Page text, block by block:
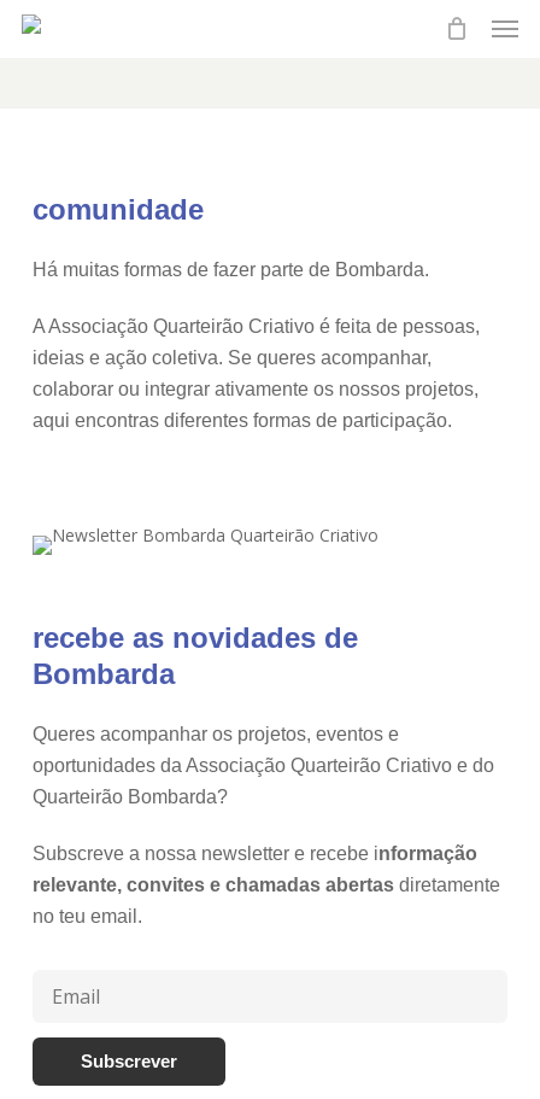
Skip
comunidade
Há muitas formas de fazer parte de Bombarda.
A Associação Quarteirão Criativo é feita de pessoas,
ideias e ação coletiva. Se queres acompanhar,
colaborar ou integrar ativamente os nossos projetos,
aqui encontras diferentes formas de participação.
recebe as novidades de
Bombarda
Queres acompanhar os projetos, eventos e
oportunidades da Associação Quarteirão Criativo e do
Quarteirão Bombarda?
Subscreve a nossa newsletter e recebe informação
relevante, convites e chamadas abertasdiretamente
no teu email.
Subscrever